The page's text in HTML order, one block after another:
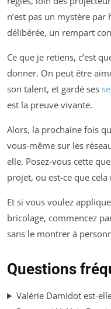
n’est pas un mystère par
délibérée, un rempart
Ce que je retiens, c’est
donner. On peut être
son talent, et gardé ses
est la preuve vivante.
Alors, la prochaine fois
vous-même sur les
elle. Posez-vous cette
projet, ou est-ce que
Et si vous voulez
bricolage, commencez
sans le montrer à
Questions
Valérie Damidot est-